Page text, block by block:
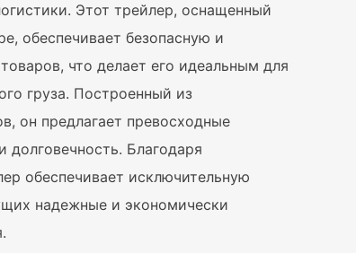
Этот трейлер, оснащенный
обеспечивает безопасную и
что делает его идеальным для
груза. Построенный из
он предлагает превосходные
долговечность. Благодаря
обеспечивает исключительную
надежные и экономически